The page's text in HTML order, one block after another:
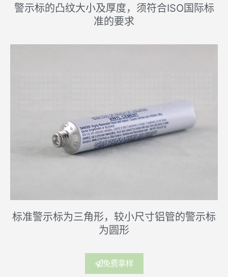
警示标的凸纹大小及厚度，须符合ISO国际标
准的要求
标准警示标为三角形，较小尺寸铝管的警示标
为圆形
免费拿样